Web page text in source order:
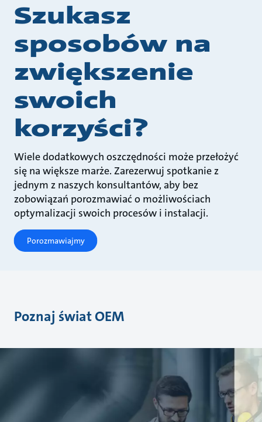
Szukasz
sposobów na
zwiększenie
swoich
korzyści?
Wiele dodatkowych oszczędności może przełożyć
się na większe marże. Zarezerwuj spotkanie z
jednym z naszych konsultantów, aby bez
zobowiązań porozmawiać o możliwościach
optymalizacji swoich procesów i instalacji.
Porozmawiajmy
Poznaj świat OEM